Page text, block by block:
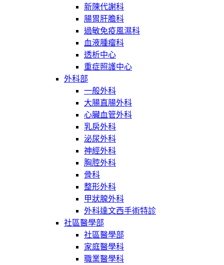
新陳代謝科
腸胃肝膽科
過敏免疫風濕科
血液腫瘤科
透析中心
重症照護中心
外科部
一般外科
大腸直腸外科
心臟血管外科
乳房外科
泌尿外科
神經外科
胸腔外科
骨科
整形外科
甲狀腺外科
外科達文西手術特診
社區醫學部
社區醫學部
家庭醫學科
職業醫學科